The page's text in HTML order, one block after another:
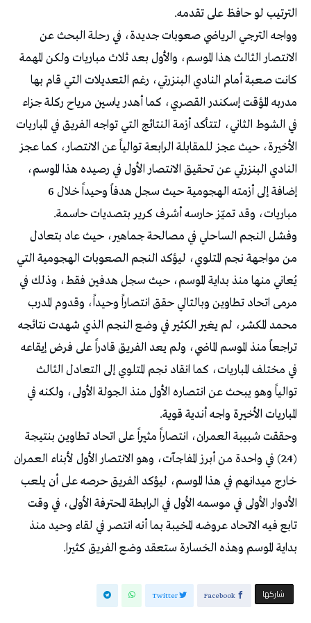
الترتيب لو حافظ على تقدمه.
وواجه الترجي الرياضي صعوبات جديدة، في رحلة البحث عن
الانتصار الثالث هذا الموسم، والأول بعد ثلاث مباريات ولكن المهمة
كانت صعبة أمام النادي البنزرتي، رغم التعديلات التي قام بها
مدربه المؤقت إسكندر القصري، كما أهدر ياسين مرياح ركلة جزاء
في الشوط الثاني، لتتأكد أزمة النتائج التي تواجه الفريق في المباريات
الأخيرة، حيث عجز للمقابلة الرابعة توالياً عن الانتصار، كما عجز
النادي البنزرتي عن تحقيق الانتصار الأول في رصيده هذا الموسم،
إضافة إلى أزمته الهجومية حيث سجل هدفاً وحيداً خلال 6
مباريات، وقد تميّز حارسه أشرف كرير بتصديات حاسمة.
وفشل النجم الساحلي في مصالحة جماهير، حيث عاد بتعادل
من مواجهة نجم المتلوي، ليؤكد النجم الصعوبات الهجومية التي
يُعاني منها منذ بداية الموسم، حيث سجل هدفين فقط، وذلك في
مرمى اتحاد تطاوين وبالتالي حقق انتصاراً وحيداً، وقدوم المدرب
محمد المكشر، لم يغير الكثير في وضع النجم الذي شهدت نتائجه
تراجعاً منذ الموسم الماضي، ولم يعد الفريق قادراً على فرض إيقاعه
في مختلف المباريات، كما انقاد نجم المتلوي إلى التعادل الثالث
توالياً وهو يبحث عن انتصاره الأول منذ الجولة الأولى، ولكنه في
المباريات الأخيرة واجه أندية قوية.
وحققت شبيبة العمران، انتصاراً مثيراً على اتحاد تطاوين بنتيجة
(4ـ2) في واحدة من أبرز المفاجآت، وهو الانتصار الأول لأبناء العمران
خارج ميدانهم في هذا الموسم، ليؤكد الفريق حرصه على أن يلعب
الأدوار الأولى في موسمه الأول في الرابطة المحترفة الأولى، في وقت
تابع فيه الاتحاد عروضه المخيبة بما أنه انتصر في لقاء وحيد منذ
بداية الموسم وهذه الخسارة ستعقد وضع الفريق كثيرا.
‫‫ شاركها‬ Facebook
Twitter